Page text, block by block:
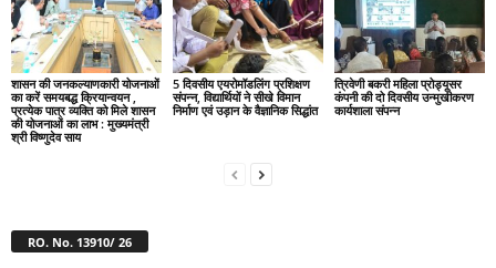
शासन की जनकल्याणकारी योजनाओं
का करें समयबद्ध क्रियान्वयन ,
प्रत्येक पात्र व्यक्ति को मिले शासन
की योजनाओं का लाभ : मुख्यमंत्री
श्री विष्णुदेव साय
5 दिवसीय एयरोमॉडलिंग प्रशिक्षण
संपन्न, विद्यार्थियों ने सीखे विमान
निर्माण एवं उड़ान के वैज्ञानिक सिद्धांत
त्रिवेणी बकरी महिला प्रोड्यूसर
कंपनी की दो दिवसीय उन्मुखीकरण
कार्यशाला संपन्न
RO. No. 13910/ 26